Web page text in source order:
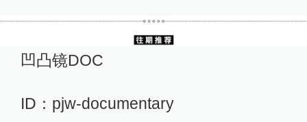
凹凸镜DOC
ID：pjw-documentary